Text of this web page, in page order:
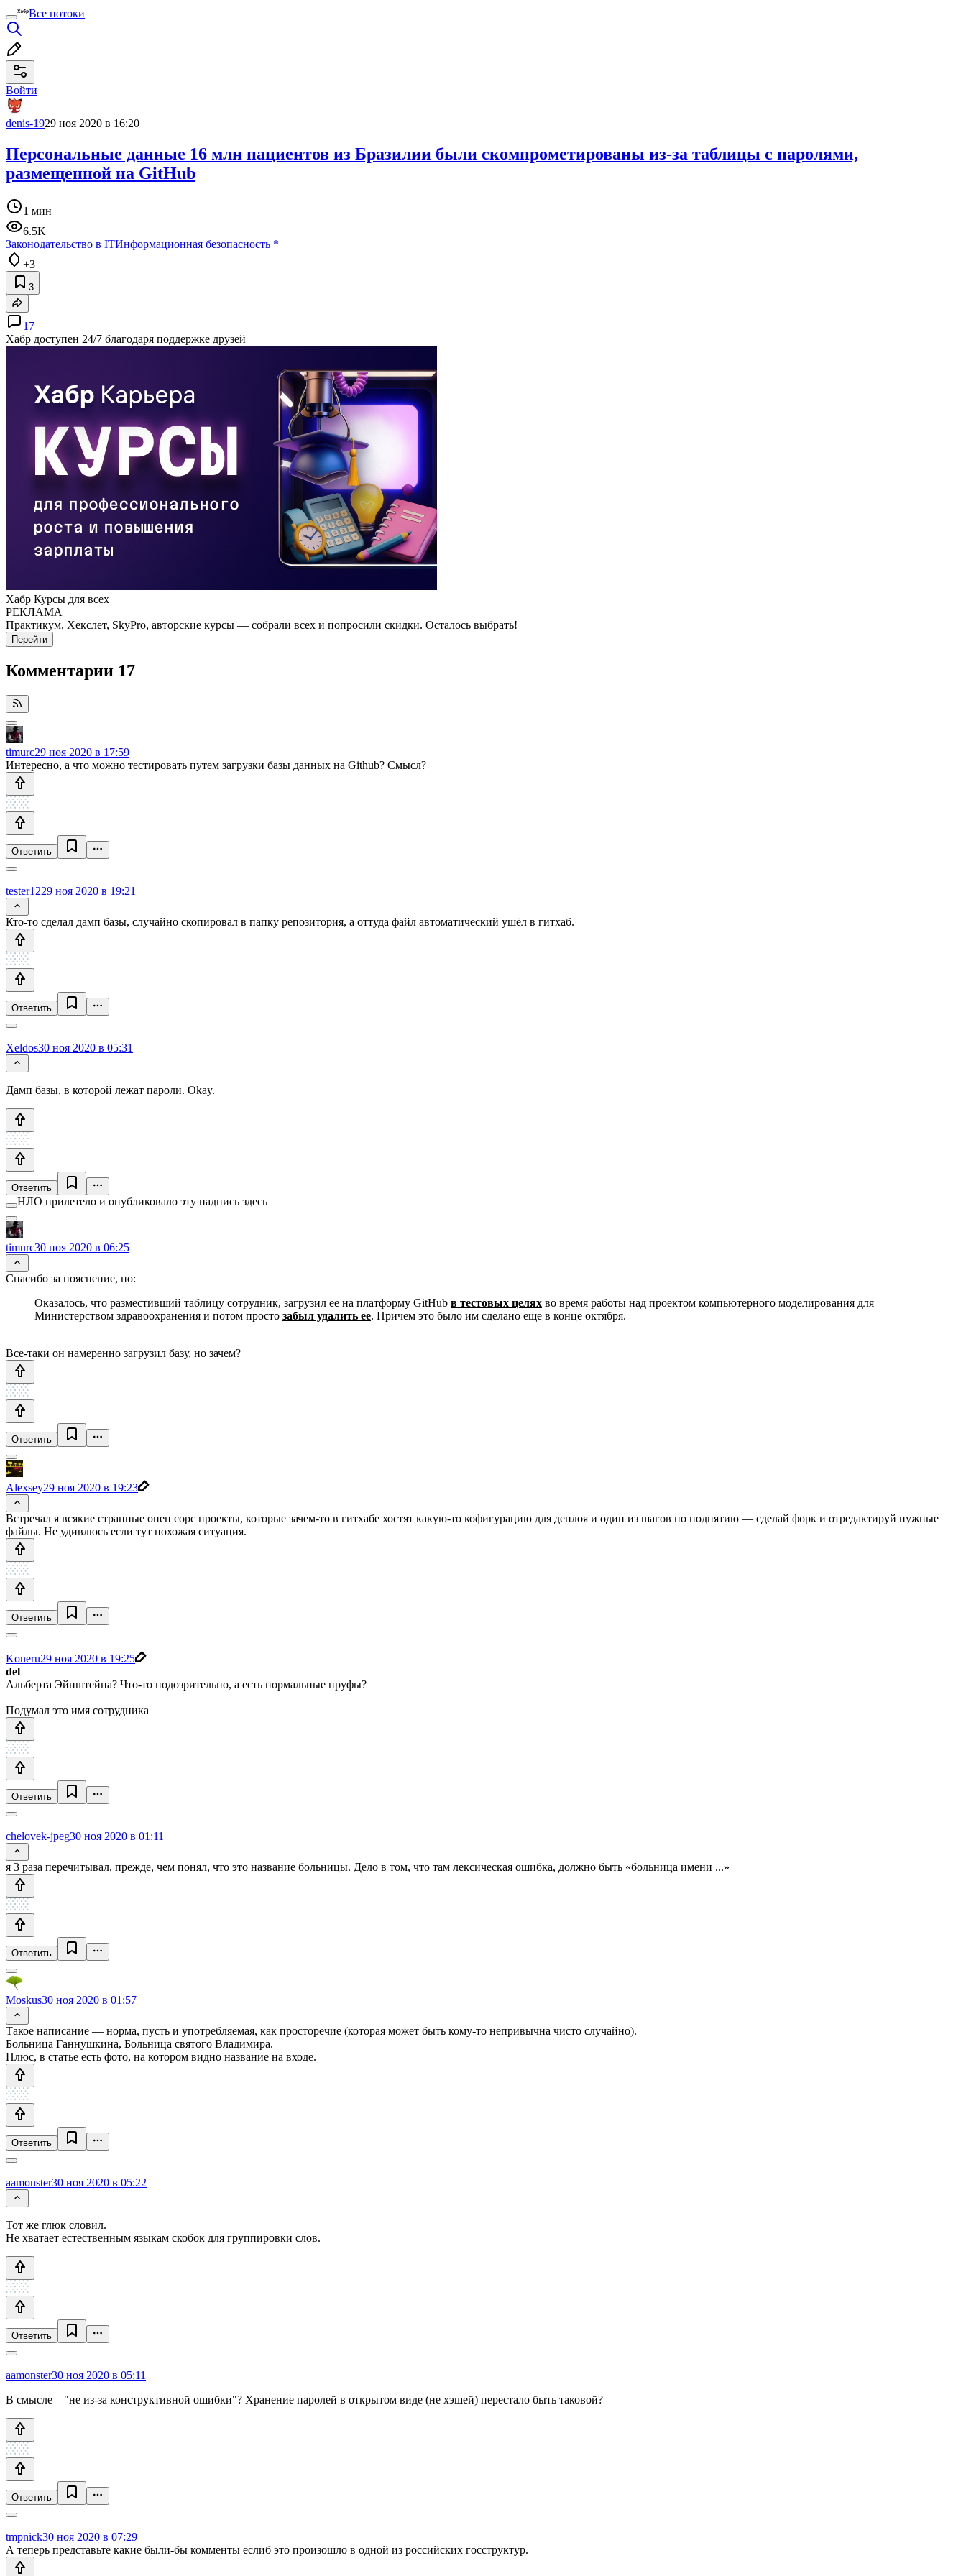
Все потоки
Войти
denis-1929 ноя 2020 в 16:20
Персональные данные 16 млн пациентов из Бразилии были скомпрометированы из-за таблицы с паролями,
размещенной на GitHub
1 мин
6.5K
Законодательство в ITИнформационная безопасность *
+3
3
17
Хабр доступен 24/7 благодаря поддержке друзей
Хабр Курсы для всех
РЕКЛАМА
Практикум, Хекслет, SkyPro, авторские курсы — собрали всех и попросили скидки. Осталось выбрать!
Перейти
Комментарии 17
timurc29 ноя 2020 в 17:59
Интересно, а что можно тестировать путем загрузки базы данных на Github? Смысл?
Ответить
tester1229 ноя 2020 в 19:21
Кто-то сделал дамп базы, случайно скопировал в папку репозитория, а оттуда файл автоматический ушёл в гитхаб.
Ответить
Xeldos30 ноя 2020 в 05:31
Дамп базы, в которой лежат пароли. Okay.
Ответить
НЛО прилетело и опубликовало эту надпись здесь
timurc30 ноя 2020 в 06:25
Спасибо за пояснение, но:
Оказалось, что разместивший таблицу сотрудник, загрузил ее на платформу GitHub в тестовых целях во время работы над проектом компьютерного моделирования для
Министерством здравоохранения и потом просто забыл удалить ее. Причем это было им сделано еще в конце октября.
Все-таки он намеренно загрузил базу, но зачем?
Ответить
Alexsey29 ноя 2020 в 19:23
Встречал я всякие странные опен сорс проекты, которые зачем-то в гитхабе хостят какую-то кофигурацию для деплоя и один из шагов по поднятию — сделай форк и отредактируй нужные
файлы. Не удивлюсь если тут похожая ситуация.
Ответить
Koneru29 ноя 2020 в 19:25
del
Альберта Эйнштейна? Что-то подозрительно, а есть нормальные пруфы?
Подумал это имя сотрудника
Ответить
chelovek-jpeg30 ноя 2020 в 01:11
я 3 раза перечитывал, прежде, чем понял, что это название больницы. Дело в том, что там лексическая ошибка, должно быть «больница имени ...»
Ответить
Moskus30 ноя 2020 в 01:57
Такое написание — норма, пусть и употребляемая, как просторечие (которая может быть кому-то непривычна чисто случайно).
Больница Ганнушкина, Больница святого Владимира.
Плюс, в статье есть фото, на котором видно название на входе.
Ответить
aamonster30 ноя 2020 в 05:22
Тот же глюк словил.
Не хватает естественным языкам скобок для группировки слов.
Ответить
aamonster30 ноя 2020 в 05:11
В смысле – "не из-за конструктивной ошибки"? Хранение паролей в открытом виде (не хэшей) перестало быть таковой?
Ответить
tmpnick30 ноя 2020 в 07:29
А теперь представьте какие были-бы комменты еслиб это произошло в одной из российских госструктур.